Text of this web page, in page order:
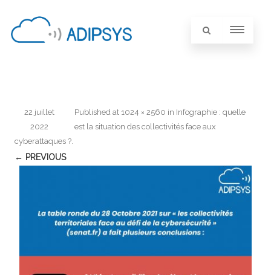
Published
22 juillet
2022
at 1024 × 2560 in Infographie : quelle
est la situation des collectivités face aux
cyberattaques ?.
← PREVIOUS